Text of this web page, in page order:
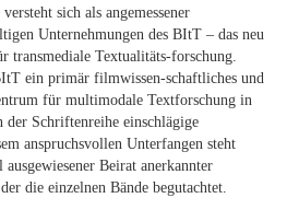
sich als angemessener
Unternehmungen des BItT – das neu
transmediale Textualitäts-forschung.
ein primär filmwissen-schaftliches und
für multimodale Textforschung in
der Schriftenreihe einschlägige
anspruchsvollen Unterfangen steht
Beirat anerkannter
die einzelnen Bände begutachtet.